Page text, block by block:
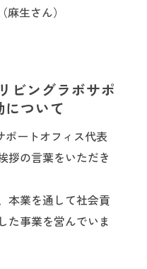
麻生さん）
ビングラボサポ
について
ポートオフィス代表
拶の言葉をいただき
本業を通して社会貢
た事業を営んでいま